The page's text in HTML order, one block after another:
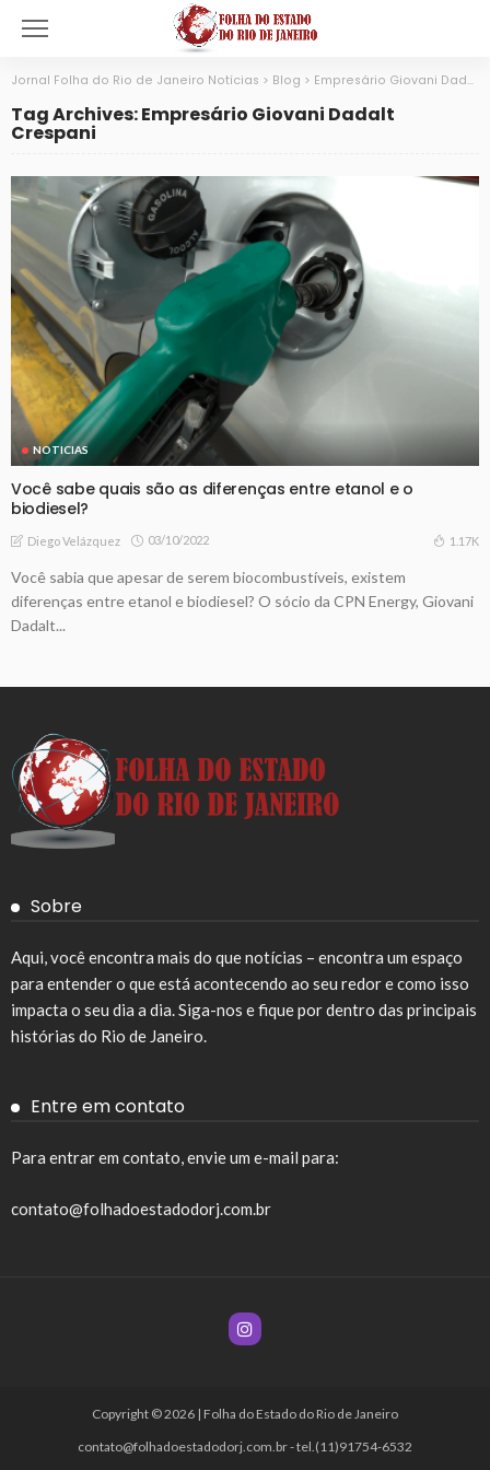
Jornal Folha do Rio de Janeiro Notícias > Blog > Empresário Giovani Dadalt Crespani
Tag Archives: Empresário Giovani Dadalt
Crespani
NOTICIAS
Você sabe quais são as diferenças entre etanol e o
biodiesel?
Diego Velázquez 03/10/2022 1.17K
Você sabia que apesar de serem biocombustíveis, existem
diferenças entre etanol e biodiesel? O sócio da CPN Energy, Giovani
Dadalt...
Sobre
Aqui, você encontra mais do que notícias – encontra um espaço
para entender o que está acontecendo ao seu redor e como isso
impacta o seu dia a dia. Siga-nos e fique por dentro das principais
histórias do Rio de Janeiro.
Entre em contato
Para entrar em contato, envie um e-mail para:
contato@folhadoestadodorj.com.br
Copyright © 2026 | Folha do Estado do Rio de Janeiro
contato@folhadoestadodorj.com.br- tel.(11)91754-6532